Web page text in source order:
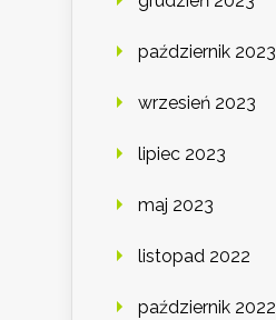
październik 2023
wrzesień 2023
lipiec 2023
maj 2023
listopad 2022
październik 2022